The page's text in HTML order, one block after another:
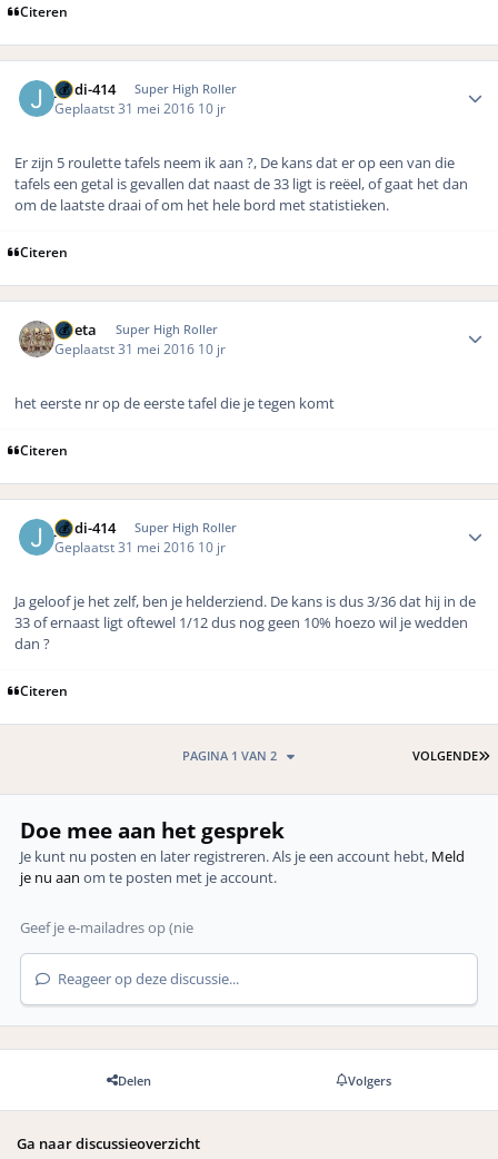
Citeren
jordi-414 Super High Roller
Geplaatst 31 mei 2016 10 jr
Er zijn 5 roulette tafels neem ik aan ?, De kans dat er op een van die
tafels een getal is gevallen dat naast de 33 ligt is reëel, of gaat het dan
om de laatste draai of om het hele bord met statistieken.
Citeren
ruleta Super High Roller
Geplaatst 31 mei 2016 10 jr
het eerste nr op de eerste tafel die je tegen komt
Citeren
jordi-414 Super High Roller
Geplaatst 31 mei 2016 10 jr
Ja geloof je het zelf, ben je helderziend. De kans is dus 3/36 dat hij in de
33 of ernaast ligt oftewel 1/12 dus nog geen 10% hoezo wil je wedden
dan ?
Citeren
VOLGENDE
PAGINA 1 VAN 2
Doe mee aan het gesprek
Je kunt nu posten en later registreren. Als je een account hebt, Meld
je nu aan om te posten met je account.
Reageer op deze discussie...
Delen Volgers
Ga naar discussieoverzicht